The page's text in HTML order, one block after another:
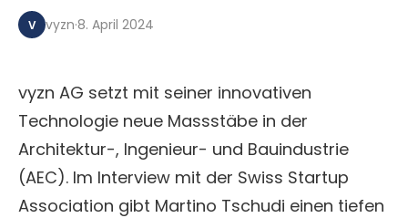
V vyzn·8. April 2024
vyzn AG setzt mit seiner innovativen
Technologie neue Massstäbe in der
Architektur-, Ingenieur- und Bauindustrie
(AEC). Im Interview mit der Swiss Startup
Association gibt Martino Tschudi einen tiefen